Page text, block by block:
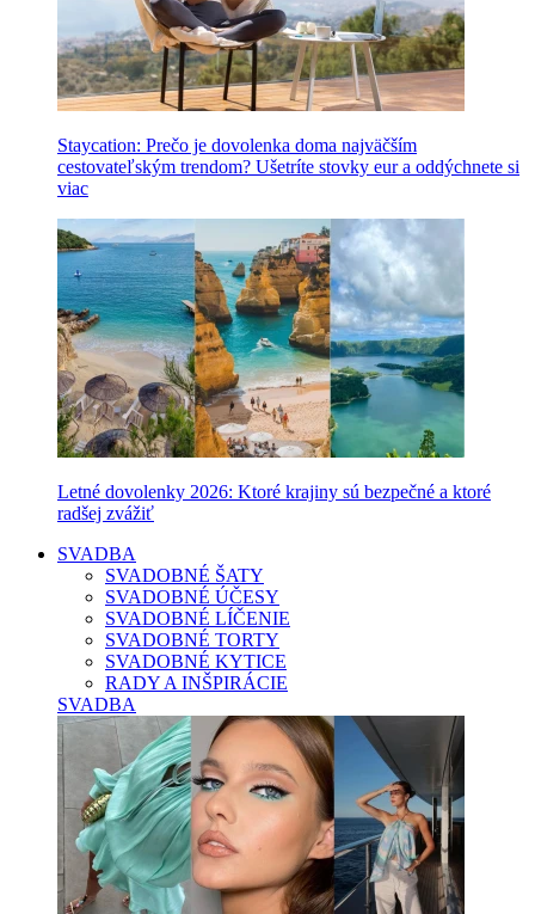
Staycation: Prečo je dovolenka doma najväčším
cestovateľským trendom? Ušetríte stovky eur a oddýchnete si
viac
Letné dovolenky 2026: Ktoré krajiny sú bezpečné a ktoré
radšej zvážiť
SVADBA
SVADOBNÉ ŠATY
SVADOBNÉ ÚČESY
SVADOBNÉ LÍČENIE
SVADOBNÉ TORTY
SVADOBNÉ KYTICE
RADY A INŠPIRÁCIE
SVADBA